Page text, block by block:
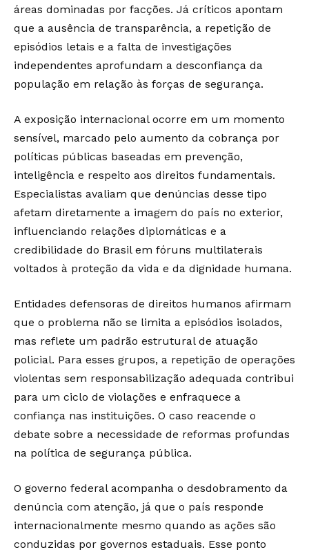
áreas dominadas por facções. Já críticos apontam
que a ausência de transparência, a repetição de
episódios letais e a falta de investigações
independentes aprofundam a desconfiança da
população em relação às forças de segurança.
A exposição internacional ocorre em um momento
sensível, marcado pelo aumento da cobrança por
políticas públicas baseadas em prevenção,
inteligência e respeito aos direitos fundamentais.
Especialistas avaliam que denúncias desse tipo
afetam diretamente a imagem do país no exterior,
influenciando relações diplomáticas e a
credibilidade do Brasil em fóruns multilaterais
voltados à proteção da vida e da dignidade humana.
Entidades defensoras de direitos humanos afirmam
que o problema não se limita a episódios isolados,
mas reflete um padrão estrutural de atuação
policial. Para esses grupos, a repetição de operações
violentas sem responsabilização adequada contribui
para um ciclo de violações e enfraquece a
confiança nas instituições. O caso reacende o
debate sobre a necessidade de reformas profundas
na política de segurança pública.
O governo federal acompanha o desdobramento da
denúncia com atenção, já que o país responde
internacionalmente mesmo quando as ações são
conduzidas por governos estaduais. Esse ponto